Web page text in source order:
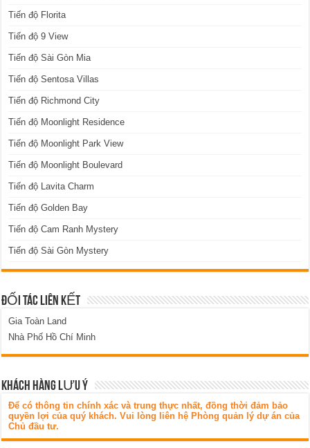
Tiến độ Florita
Tiến độ 9 View
Tiến độ Sài Gòn Mia
Tiến độ Sentosa Villas
Tiến độ Richmond City
Tiến độ Moonlight Residence
Tiến độ Moonlight Park View
Tiến độ Moonlight Boulevard
Tiến độ Lavita Charm
Tiến độ Golden Bay
Tiến độ Cam Ranh Mystery
Tiến độ Sài Gòn Mystery
ĐỐI TÁC LIÊN KẾT
Gia Toàn Land
Nhà Phố Hồ Chí Minh
KHÁCH HÀNG LƯU Ý
Để có thông tin chính xác và trung thực nhất, đồng thời đảm bảo
quyền lợi của quý khách. Vui lòng liên hệ Phòng quản lý dự án của
Chủ đầu tư.